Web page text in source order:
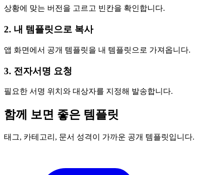
상황에 맞는 버전을 고르고 빈칸을 확인합니다.
2. 내 템플릿으로 복사
앱 화면에서 공개 템플릿을 내 템플릿으로 가져옵니다.
3. 전자서명 요청
필요한 서명 위치와 대상자를 지정해 발송합니다.
함께 보면 좋은 템플릿
태그, 카테고리, 문서 성격이 가까운 공개 템플릿입니다.